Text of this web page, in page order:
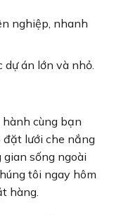
nghiệp, nhanh
dự án lớn và nhỏ.
cùng bạn
đặt lưới che nắng
sống ngoài
tôi ngay hôm
hàng.